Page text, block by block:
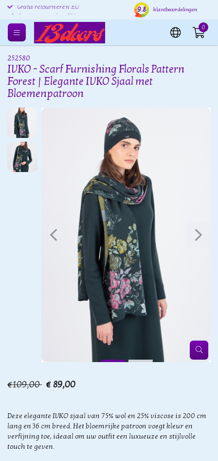
Gratis retourneren EU Verzending binnen 24 uur
9.8 klantbeoordelingen
0
252580
IVKO - Scarf Furnishing Florals Pattern
Forest | Elegante IVKO Sjaal met
Bloemenpatroon
€109,00 € 89,00
Deze elegante IVKO sjaal van 75% wol en 25% viscose is 200 cm
lang en 36 cm breed. Het bloemrijke patroon voegt kleur en
verfijning toe, ideaal om uw outfit een luxueuze en stijlvolle
touch te geven.